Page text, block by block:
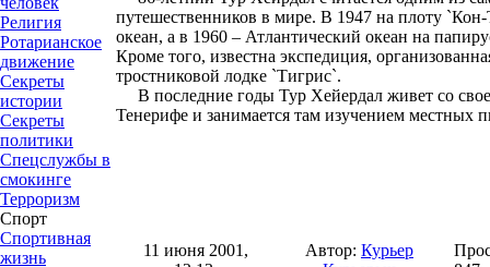
Религия
Ротарианское
движение
Секреты
истории
Секреты
политики
Спецслужбы в
смокинге
Терроризм
Спорт
Спортивная
жизнь
путешественников в мире. В 1947 на плоту
океан, а в 1960 – Атлантический океан на
Кроме того, известна экспедиция,
тростниковой лодке `Тигрис`.
В последние годы Тур Хейердал живет со
Тенерифе и занимается там изучением местных
11 июня 2001,
Автор: Курьер